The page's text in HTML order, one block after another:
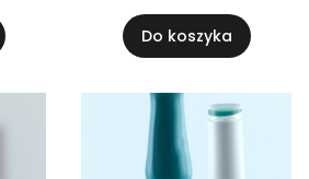
Do koszyka